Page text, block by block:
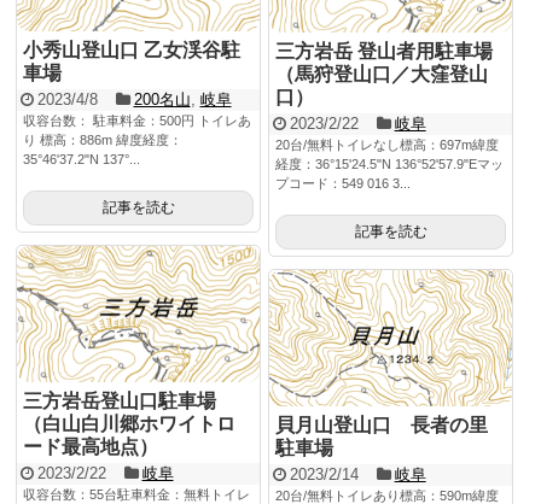
小秀山登山口 乙女渓谷駐
車場
2023/4/8 200名山, 岐阜
収容台数： 駐車料金：500円 トイレあ
り 標高：886m 緯度経度：
35°46'37.2"N 137°...
記事を読む
三方岩岳 登山者用駐車場
（馬狩登山口／大窪登山
口）
2023/2/22 岐阜
20台/無料トイレなし標高：697m緯度
経度：36°15'24.5"N 136°52'57.9"Eマッ
プコード：549 016 3...
記事を読む
三方岩岳登山口駐車場
（白山白川郷ホワイトロ
ード最高地点）
2023/2/22 岐阜
収容台数：55台駐車料金：無料トイレ
貝月山登山口 長者の里
駐車場
2023/2/14 岐阜
20台/無料トイレあり標高：590m緯度